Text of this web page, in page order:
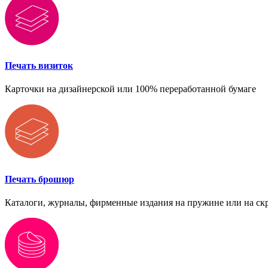
Печать визиток
Карточки на дизайнерской или 100% переработанной бумаге
Печать брошюр
Каталоги, журналы, фирменные издания на пружине или на